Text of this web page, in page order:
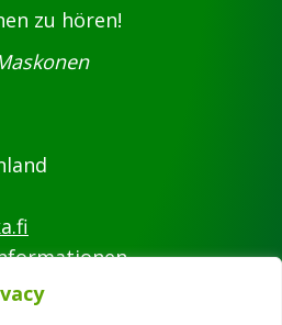
zu hören!